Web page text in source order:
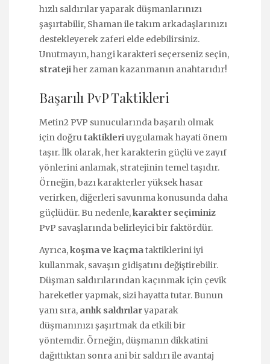
hızlı saldırılar yaparak düşmanlarınızı
şaşırtabilir, Shaman ile takım arkadaşlarınızı
destekleyerek zaferi elde edebilirsiniz.
Unutmayın, hangi karakteri seçerseniz seçin,
stratejiher zaman kazanmanın anahtarıdır!
Başarılı PvP Taktikleri
Metin2 PVP sunucularında başarılı olmak
için doğrutaktikleriuygulamak hayati önem
taşır. İlk olarak, her karakterin güçlü ve zayıf
yönlerini anlamak, stratejinin temel taşıdır.
Örneğin, bazı karakterler yüksek hasar
verirken, diğerleri savunma konusunda daha
güçlüdür. Bu nedenle,karakter seçiminiz
PvP savaşlarında belirleyici bir faktördür.
Ayrıca,koşma ve kaçmataktiklerini iyi
kullanmak, savaşın gidişatını değiştirebilir.
Düşman saldırılarından kaçınmak için çevik
hareketler yapmak, sizi hayatta tutar. Bunun
yanı sıra, anlık saldırılaryaparak
düşmanınızı şaşırtmak da etkili bir
yöntemdir. Örneğin, düşmanın dikkatini
dağıttıktan sonra ani bir saldırı ile avantaj